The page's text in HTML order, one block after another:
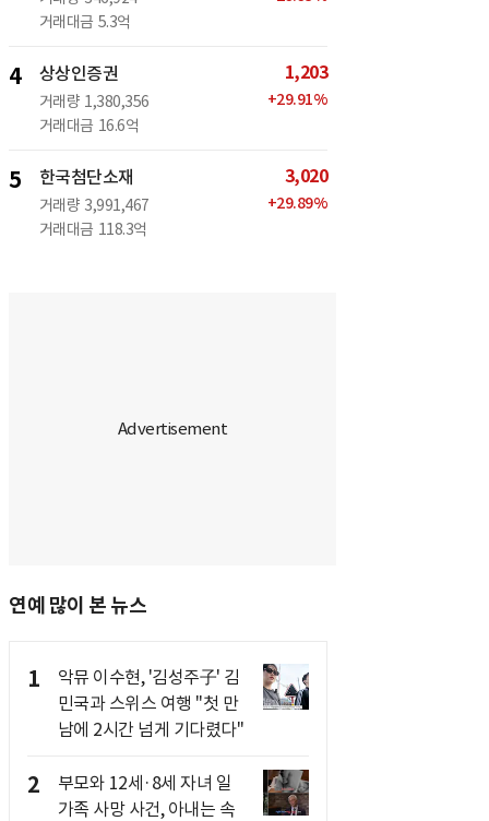
거래대금 5.3억
4 상상인증권
거래량 1,380,356
거래대금 16.6억
1,203
+29.91%
5 한국첨단소재
거래량 3,991,467
거래대금 118.3억
3,020
+29.89%
연예 많이 본 뉴스
1
악뮤 이수현, '김성주子' 김
민국과 스위스 여행 "첫 만
남에 2시간 넘게 기다렸다"
2
부모와 12세·8세 자녀 일
가족 사망 사건, 아내는 속